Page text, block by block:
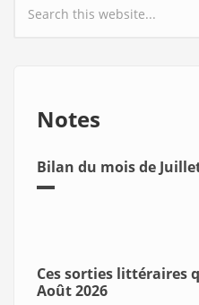
Search form
Notes
Bilan du mois de
Ces sorties littéraires
Août 2026